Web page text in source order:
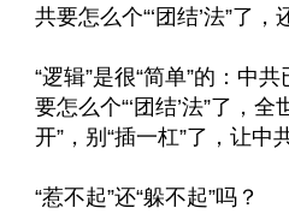
共要怎么个“‘团结’法”了，
“逻辑”是很“简单”的：中
要怎么个“‘团结’法”了，
开”，别“插一杠”了，让中
“惹不起”还“躲不起”吗？